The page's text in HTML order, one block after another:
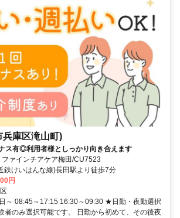
兵庫区滝山町)
ス有◎利用者様としっかり向き合えます
ァインチアケア梅田/CU7523
鉄けいはんな線)長田駅より徒歩7分
円
～ 08:45～17:15 16:30～09:30 ★日勤・夜勤選択
者のみ選択可能です。 日勤から初めて、その後夜